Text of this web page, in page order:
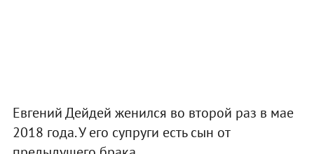
Евгений Дейдей женился во второй раз в мае
2018 года. У его супруги есть сын от